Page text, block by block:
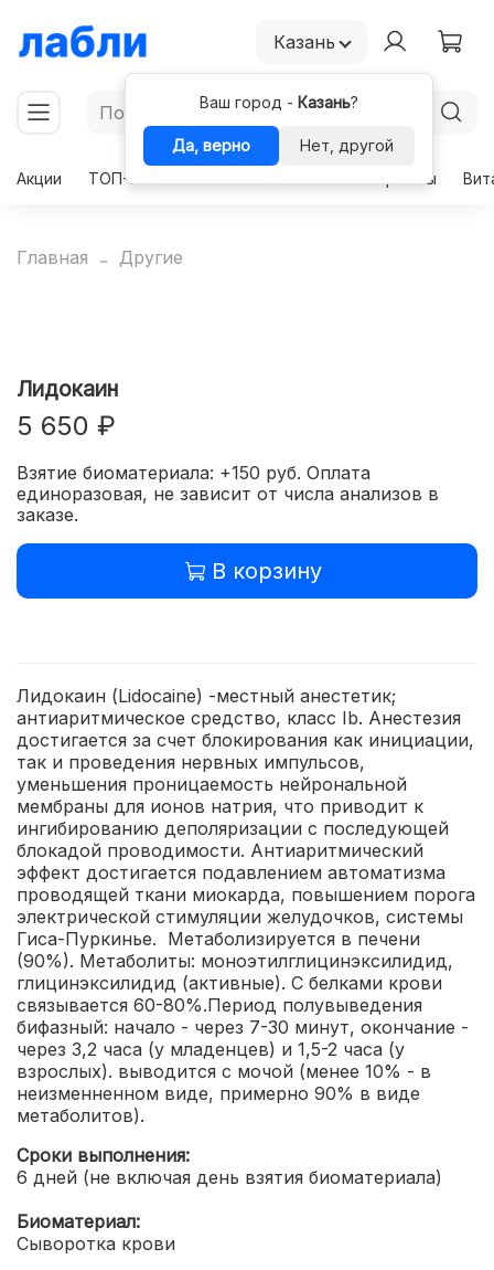
Казань
Ваш город - Казань?
Да, верно
Нет, другой
Акции
ТОП-50 Гормоны
Главная Другие
Лидокаин
5 650 ₽
Взятие биоматериала: +150 руб. Оплата
единоразовая, не зависит от числа анализов в
заказе.
В корзину
Лидокаин (Lidocaine) -местный анестетик;
антиаритмическое средство, класс Ib. Анестезия
достигается за счет блокирования как инициации,
так и проведения нервных импульсов,
уменьшения проницаемость нейрональной
мембраны для ионов натрия, что приводит к
ингибированию деполяризации с последующей
блокадой проводимости. Антиаритмический
эффект достигается подавлением автоматизма
проводящей ткани миокарда, повышением порога
электрической стимуляции желудочков, системы
Гиса-Пуркинье. Метаболизируется в печени
(90%). Метаболиты: моноэтилглицинэксилидид,
глицинэксилидид (активные). С белками крови
связывается 60-80%.Период полувыведения
бифазный: начало - через 7-30 минут, окончание -
через 3,2 часа (у младенцев) и 1,5-2 часа (у
взрослых). выводится с мочой (менее 10% - в
неизменненном виде, примерно 90% в виде
метаболитов).
Сроки выполнения:
6 дней (не включая день взятия биоматериала)
Биоматериал:
Сыворотка крови